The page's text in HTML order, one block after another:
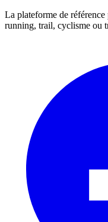
La plateforme de
running, trail, cyclisme ou